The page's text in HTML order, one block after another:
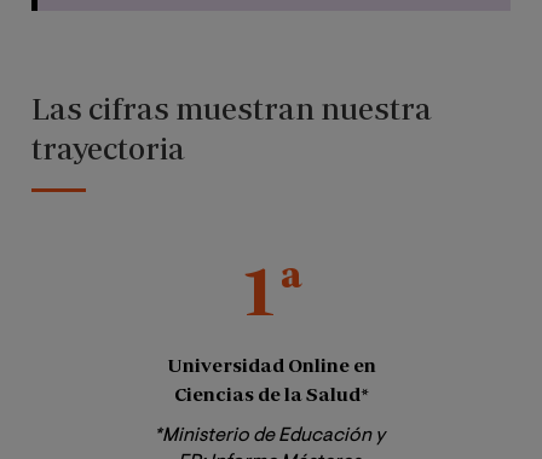
Las cifras muestran nuestra
trayectoria
1ª
Universidad Online en
Ciencias de la Salud*
*Ministerio de Educación y